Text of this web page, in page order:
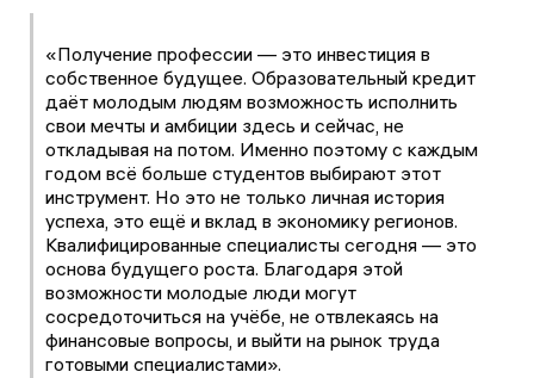
«Получение профессии — это инвестиция в
собственное будущее. Образовательный кредит
даёт молодым людям возможность исполнить
свои мечты и амбиции здесь и сейчас, не
откладывая на потом. Именно поэтому с каждым
годом всё больше студентов выбирают этот
инструмент. Но это не только личная история
успеха, это ещё и вклад в экономику регионов.
Квалифицированные специалисты сегодня — это
основа будущего роста. Благодаря этой
возможности молодые люди могут
сосредоточиться на учёбе, не отвлекаясь на
финансовые вопросы, и выйти на рынок труда
готовыми специалистами».